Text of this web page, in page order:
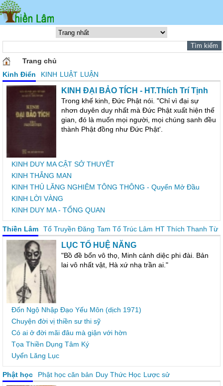
Trang chủ
Kinh Điển
KINH LUẬT LUẬN
KINH ÐẠI BẢO TÍCH - HT.Thích Trí Tịnh
Trong khế kinh, Đức Phật nói. "Chỉ vì đại sự
nhơn duyên duy nhất mà Đức Phật xuất hiện thế
gian, đó là muốn mọi người, mọi chúng sanh đều
thành Phật đồng như Đức Phật'.
KINH DUY MA CẬT SỞ THUYẾT
KINH THẮNG MAN
KINH THỦ LĂNG NGHIÊM TÔNG THÔNG - Quyển Mở Đầu
KINH LỜI VÀNG
KINH DUY MA - TỔNG QUAN
Thiền Lâm Tổ Truyền Đăng Tam Tổ Trúc Lâm HT Thích Thanh Từ
LỤC TỔ HUỆ NĂNG
"Bồ đề bổn vô thọ, Minh cảnh diệc phi đài. Bản
lai vô nhất vật, Hà xứ nhạ trần ai."
Đốn Ngộ Nhập Đạo Yếu Môn (dịch 1971)
Chuyện đời vị thiền sư thi sỹ
Có ai ở đời mãi đâu mà giận với hờn
Tọa Thiền Dụng Tâm Ký
Uyển Lăng Lục
Phật học Phật học căn bản Duy Thức Học Lược sử